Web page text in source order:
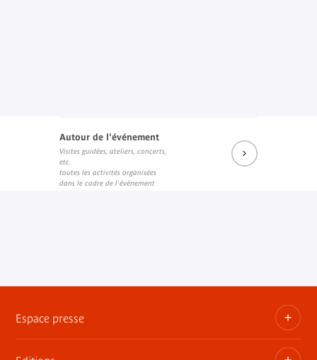
Autour de l'événement
Visites guidées, ateliers, concerts,
etc.
toutes les activités organisées
dans le cadre de l'événement
Espace presse